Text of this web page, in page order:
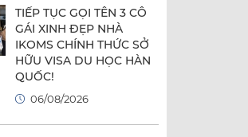
TIẾP TỤC GỌI TÊN 3 CÔ
GÁI XINH ĐẸP NHÀ
IKOMS CHÍNH THỨC SỞ
HỮU VISA DU HỌC HÀN
QUỐC!
06/08/2026